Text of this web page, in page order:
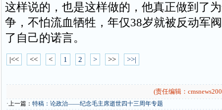
这样说的，也是这样做的，他真正做到了
争，不怕流血牺牲，年仅38岁就被反动军
了自己的诺言。
|<< << < 1 2 > >> >>|
(责任编辑：
·上一篇： 特稿：论政治——纪念毛主席逝世四十三周年专题